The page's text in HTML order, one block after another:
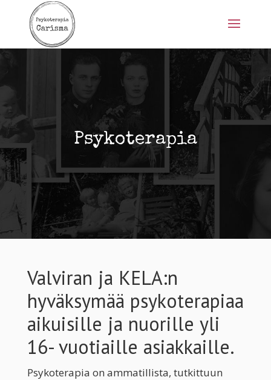
Psykoterapia
Valviran ja KELA:n
hyväksymää psykoterapiaa
aikuisille ja nuorille yli
16- vuotiaille asiakkaille.
Psykoterapia on ammatillista, tutkittuun